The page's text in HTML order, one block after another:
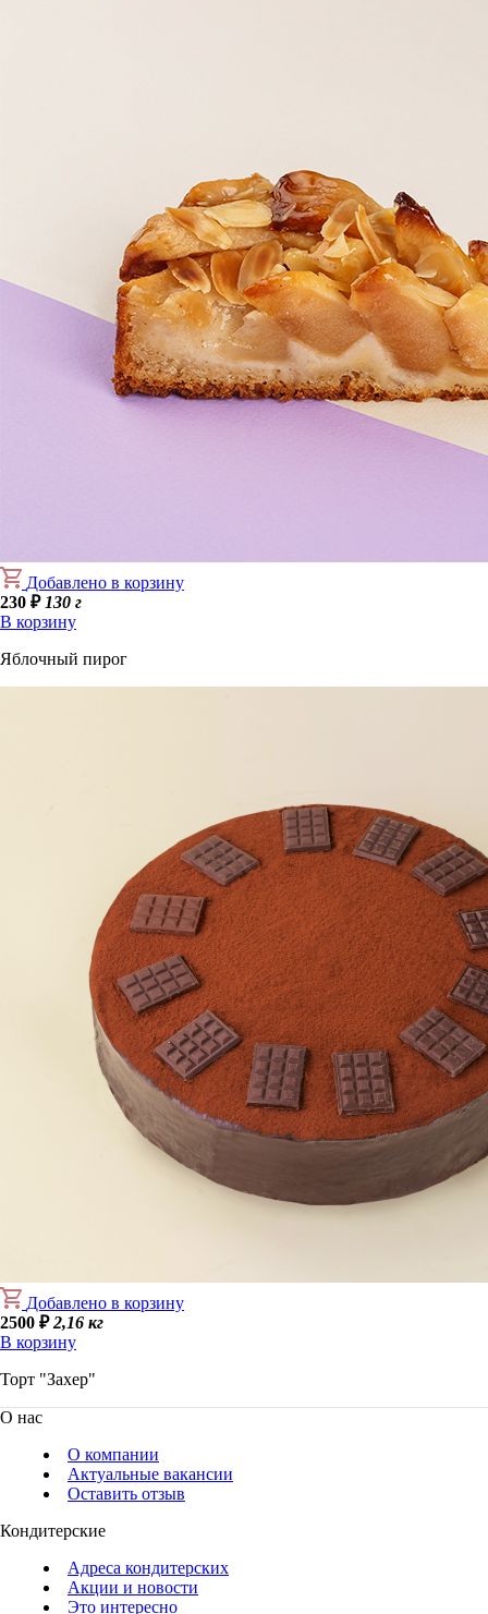
Добавлено в корзину
230 ₽ 130 г
В корзину
Яблочный пирог
Добавлено в корзину
2500 ₽ 2,16 кг
В корзину
Торт "Захер"
О нас
О компании
Актуальные вакансии
Оставить отзыв
Кондитерские
Адреса кондитерских
Акции и новости
Это интересно